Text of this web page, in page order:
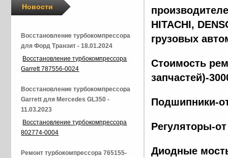
HITACHI,
грузовых
Стоимость
запчастей)-
Подшипники-
Регуляторы-
Диодные
Новости
Восстановление турбокомпрессора
для Форд Транзит - 18.01.2024
Восстановление турбокомпрессора
Garrett 787556-0024
Восстановление турбокомпрессора
Garrett для Mercedes GL350 -
11.03.2023
Восстановление турбокомпрессора
802774-0004
Ремонт турбокомпрессора 765155-